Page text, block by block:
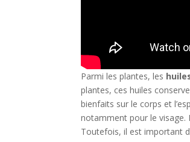
Parmi les plantes, les
plantes, ces huiles
bienfaits sur le corps et
notamment pour le visage.
Toutefois, il est important